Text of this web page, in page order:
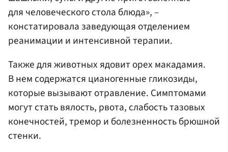
для человеческого стола блюда», –
констатировала заведующая отделением
реанимации и интенсивной терапии.
Также для животных ядовит орех макадамия.
В нем содержатся цианогенные гликозиды,
которые вызывают отравление. Симптомами
могут стать вялость, рвота, слабость тазовых
конечностей, тремор и болезненность брюшной
стенки.